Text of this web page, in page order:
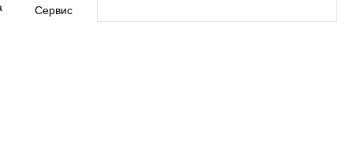
Сервис